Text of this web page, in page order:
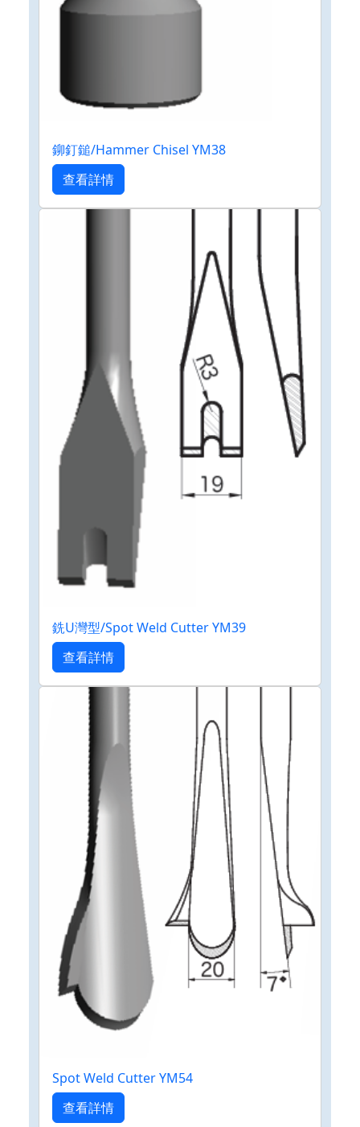
鉚釘鎚/Hammer Chisel YM38
查看詳情
銑U灣型/Spot Weld Cutter YM39
查看詳情
Spot Weld Cutter YM54
查看詳情